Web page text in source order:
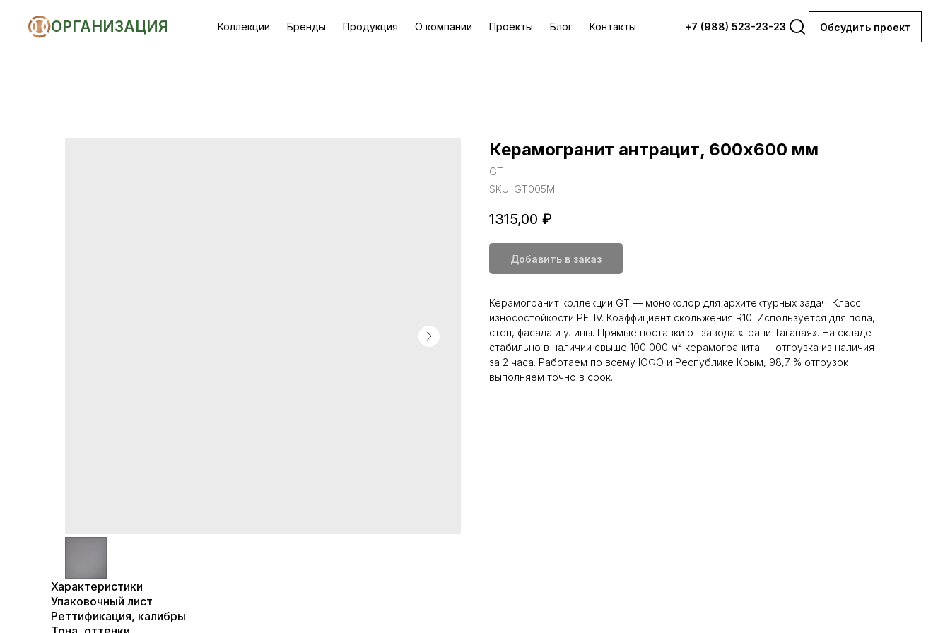
ОРГАНИЗАЦИЯ Коллекции Бренды Продукция О компании Проекты Блог Контакты +7 (988) 523-23-23 Обсудить проект
Керамогранит антрацит, 600х600 мм
GT
SKU: GT005M
1315,00 ₽
Добавить в заказ
Керамогранит коллекции GT — моноколор для архитектурных задач. Класс
износостойкости PEI IV. Коэффициент скольжения R10. Используется для пола,
стен, фасада и улицы. Прямые поставки от завода «Грани Таганая». На складе
стабильно в наличии свыше 100 000 м² керамогранита — отгрузка из наличия
за 2 часа. Работаем по всему ЮФО и Республике Крым, 98,7 % отгрузок
выполняем точно в срок.
Характеристики
Упаковочный лист
Реттификация, калибры